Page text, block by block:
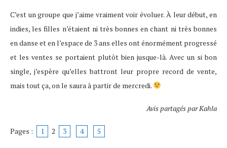
C’est un groupe que j’aime vraiment voir évoluer. À leur début, en
indies, les filles n’étaient ni très bonnes en chant ni très bonnes
en danse et en l’espace de 3 ans elles ont énormément progressé
et les ventes se portaient plutôt bien jusque-là. Avec un si bon
single, j’espère qu’elles battront leur propre record de vente,
mais tout ça, on le saura à partir de mercredi.
Avis partagés par Kahla
Pages : 1 2 3 4 5